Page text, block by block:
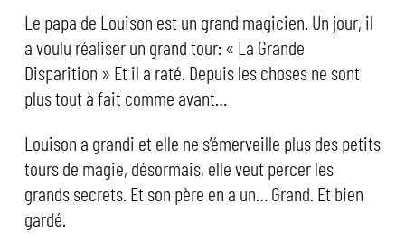
Le papa de Louison est un grand magicien. Un jour, il
a voulu réaliser un grand tour: « La Grande
Disparition » Et il a raté. Depuis les choses ne sont
plus tout à fait comme avant…
Louison a grandi et elle ne s’émerveille plus des petits
tours de magie, désormais, elle veut percer les
grands secrets. Et son père en a un… Grand. Et bien
gardé.